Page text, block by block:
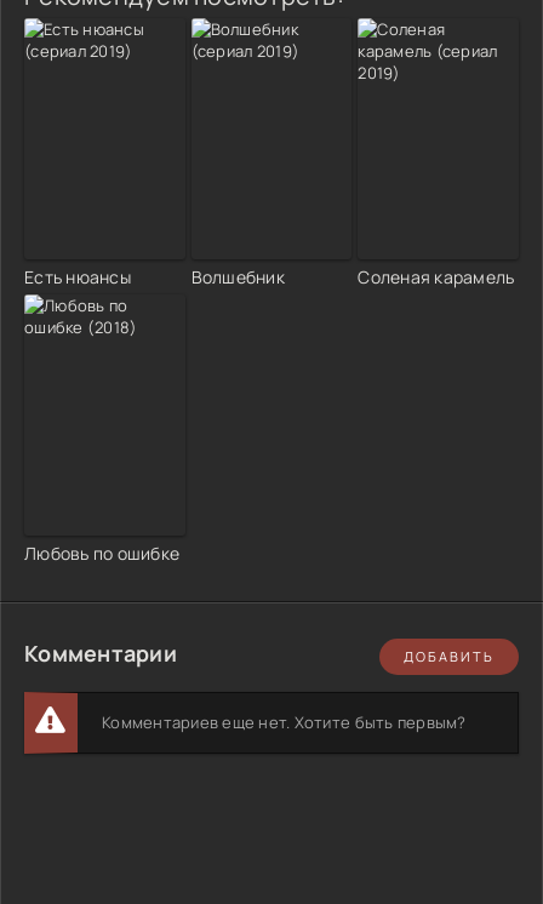
Есть нюансы Волшебник Соленая карамель
Любовь по ошибке
Комментарии ДОБАВИТЬ
Комментариев еще нет. Хотите быть первым?